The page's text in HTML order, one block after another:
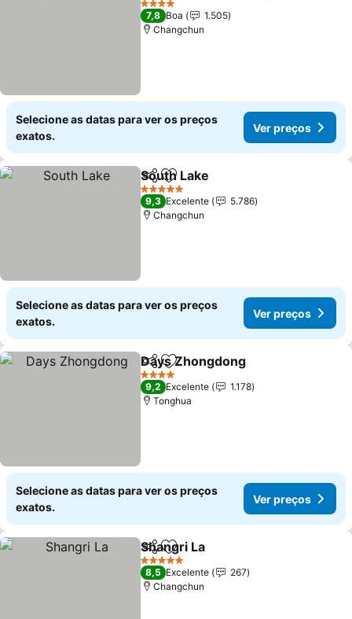
4 Estrelas
7,8 Boa
1.505
Changchun
Selecione as datas para ver os preços
exatos.
Ver preços
PartilharAdicionar aos favoritos
South Lake
5 Estrelas
9,3 Excelente
5.786
Changchun
Selecione as datas para ver os preços
exatos.
Ver preços
PartilharAdicionar aos favoritos
Days Zhongdong
4 Estrelas
9,2 Excelente
1.178
Tonghua
Selecione as datas para ver os preços
exatos.
Ver preços
PartilharAdicionar aos favoritos
Shangri La
5 Estrelas
8,5 Excelente
267
Changchun